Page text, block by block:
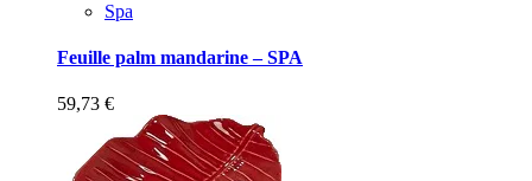
Spa
Feuille palm mandarine – SPA
59,73 €